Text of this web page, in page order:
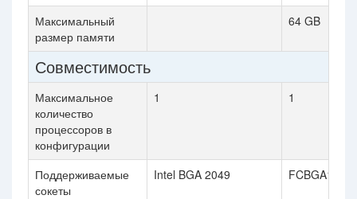
Максимальный
размер памяти
64 GB
Совместимость
Максимальное
количество
процессоров в
конфигурации
1 1
Поддерживаемые
сокеты
Intel BGA 2049 FCBGA1744